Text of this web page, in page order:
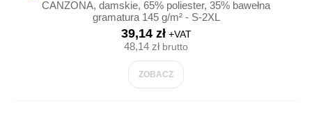
39,14 zł+VAT
48,14 złbrutto
ZOBACZ